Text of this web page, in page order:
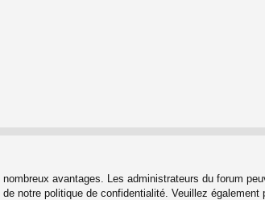
avantages. Les administrateurs du forum
notre politique de confidentialité. Veuillez